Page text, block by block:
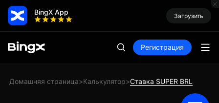
BingX App Загрузить
Регистрация
Домашняя страница>Калькулятор>Ставка SUPER BRL